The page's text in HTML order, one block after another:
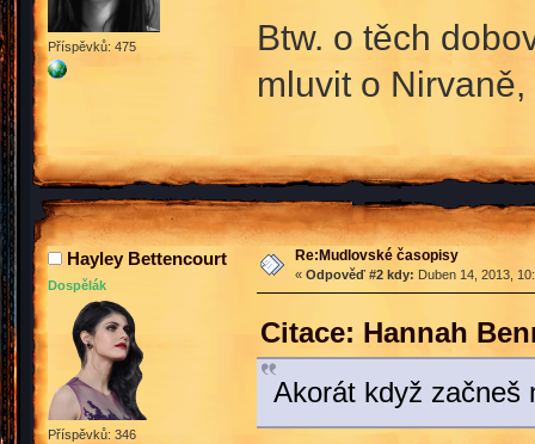
Příspěvků: 475
Btw. o těch
mluvit o
Hayley Bettencourt
Dospělák
Příspěvků: 346
Re:Mudlovské časopisy
« Odpověď #2 kdy: Duben 14, 2013,
Citace: Hannah
Akorát když